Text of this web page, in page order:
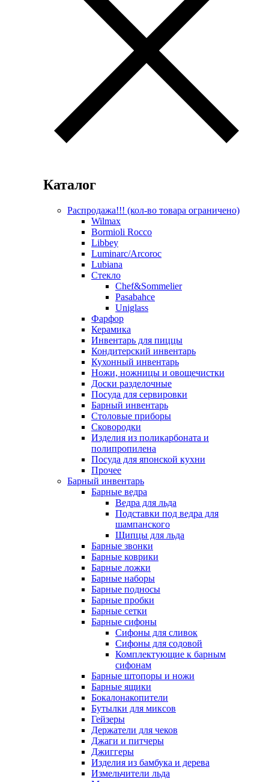
Каталог
Распродажа!!! (кол-во товара ограничено)
Wilmax
Bormioli Rocco
Libbey
Luminarc/Arcoroc
Lubiana
Стекло
Chef&Sommelier
Pasabahce
Uniglass
Фарфор
Керамика
Инвентарь для пиццы
Кондитерский инвентарь
Кухонный инвентарь
Ножи, ножницы и овощечистки
Доски разделочные
Посуда для сервировки
Барный инвентарь
Столовые приборы
Сковородки
Изделия из поликарбоната и
полипропилена
Посуда для японской кухни
Прочее
Барный инвентарь
Барные ведра
Ведра для льда
Подставки под ведра для
шампанского
Щипцы для льда
Барные звонки
Барные коврики
Барные ложки
Барные наборы
Барные подносы
Барные пробки
Барные сетки
Барные сифоны
Сифоны для сливок
Сифоны для содовой
Комплектующие к барным
сифонам
Барные штопоры и ножи
Барные ящики
Бокалонакопители
Бутылки для миксов
Гейзеры
Держатели для чеков
Джаги и питчеры
Джиггеры
Изделия из бамбука и дерева
Измельчители льда